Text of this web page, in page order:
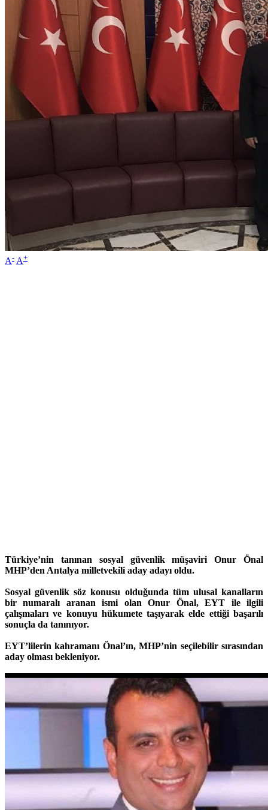
A- A+
Türkiye’nin tanınan sosyal güvenlik müşaviri Onur Önal
MHP’den Antalya milletvekili aday adayı oldu.
Sosyal güvenlik söz konusu olduğunda tüm ulusal kanalların
bir numaralı aranan ismi olan Onur Önal, EYT ile ilgili
çalışmaları ve konuyu hükumete taşıyarak elde ettiği başarılı
sonuçla da tanınıyor.
EYT’lilerin kahramanı Önal’ın, MHP’nin seçilebilir sırasından
aday olması bekleniyor.